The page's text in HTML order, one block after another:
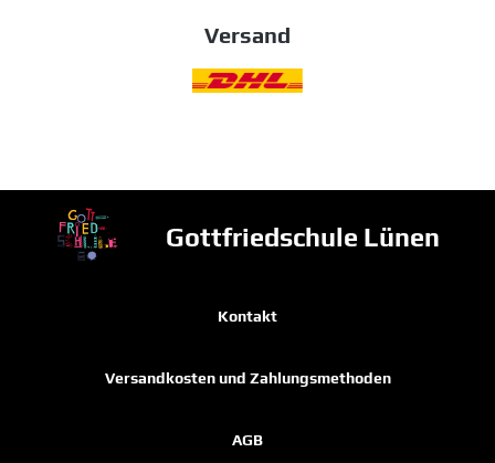
Versand
Gottfriedschule Lünen
Kontakt
Versandkosten und Zahlungsmethoden
AGB